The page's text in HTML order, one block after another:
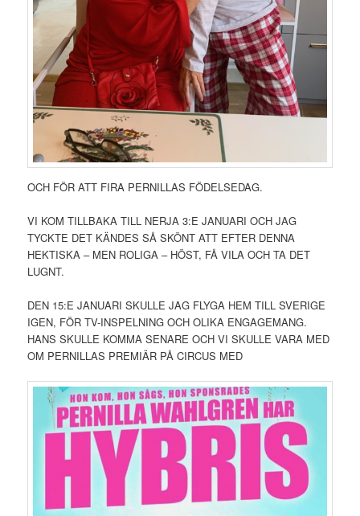
OCH FÖR ATT FIRA PERNILLAS FÖDELSEDAG.
VI KOM TILLBAKA TILL NERJA 3:E JANUARI OCH JAG
TYCKTE DET KÄNDES SÅ SKÖNT ATT EFTER DENNA
HEKTISKA – MEN ROLIGA – HÖST, FÅ VILA OCH TA DET
LUGNT.
DEN 15:E JANUARI SKULLE JAG FLYGA HEM TILL SVERIGE
IGEN, FÖR TV-INSPELNING OCH OLIKA ENGAGEMANG.
HANS SKULLE KOMMA SENARE OCH VI SKULLE VARA MED
OM PERNILLAS PREMIÄR PÅ CIRCUS MED